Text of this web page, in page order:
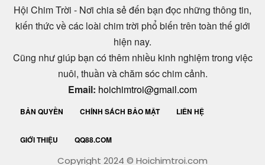
Hội Chim Trời - Nơi chia sẻ đến bạn đọc những thông tin,
kiến thức về các loài chim trời phổ biến trên toàn thế giới
hiện nay.
Cũng như giúp bạn có thêm nhiều kinh nghiệm trong việc
nuôi, thuần và chăm sóc chim cảnh.
Email: hoichimtroi@gmail.com
BẢN QUYỀN CHÍNH SÁCH BẢO MẬT LIÊN HỆ
GIỚI THIỆU QQ88.COM
Copyright 2024 © Hoichimtroi.com